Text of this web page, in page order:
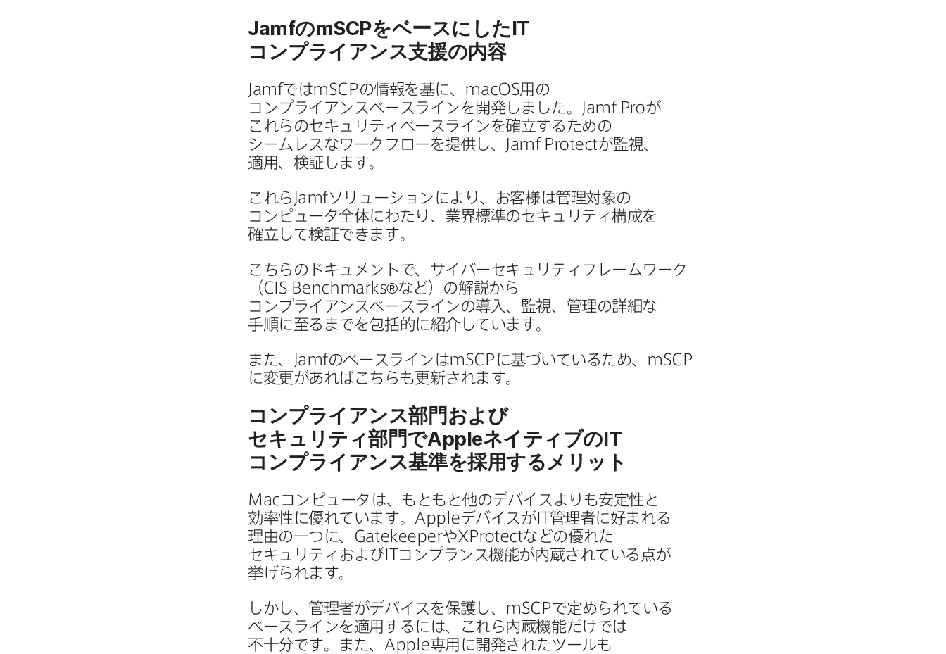
JamfのmSCPを​ベースに​したIT
コンプライアンス支援の​内容
JamfではmSCPの​情報を​基に、 macOS用の​
コンプライアンスベースラインを​開発しました。
Jamf Proが​
これらの​セキュリティベースラインを​確立する​ための​
シームレスな​ワークフローを​提供し、
Jamf Protectが​監視、​
適用、​検証します。
これら Jamfソリューションに​より、​お客様は​管理対象の​
コンピュータ全体に​わたり、​業界標準の​セキュリティ構成を​
確立して​検証できます。
こちらの​ドキュメントで、​サイバーセキュリティフレームワーク​
（CIS Benchmarks®など）の​解説から​
コンプライアンスベースラインの​導入、​監視、​管理の​詳細な​
手順に​至るまでを​包括的に​紹介しています。
また、 Jamfの​ベースラインはmSCPに​基づいている​ため、 mSCP
に​変更が​あれば​こちらも​更新されます。
コンプライアンス部​門および​
セキュリティ部門でAppleネイティブのIT
コンプライアンス基準を​採用する​メリット
Macコンピュータは、​もともと​他の​デバイスよりも​安定性と​
効率性に​優れています。 AppleデバイスがIT管理者に​好まれる​
理由の​一つに、 GatekeeperやXProtectなどの​優れた​
セキュリティおよびITコンプランス機能が​内蔵されている​点が​
挙げられます。
しかし、​管理者が​デバイスを​保護し、 mSCPで​定められている​
ベースラインを​適用するには、​これら​内蔵機能だけでは​
不十分です。​また、 Apple専用に​開発された​ツールも​